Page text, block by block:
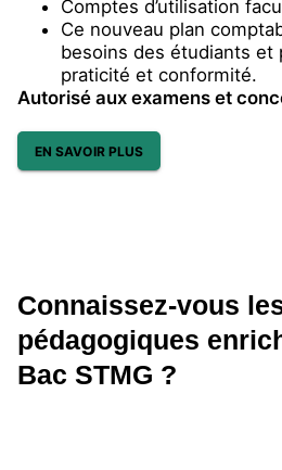
Comptes d’utilisation
Ce nouveau plan
besoins des étudiants et
praticité et conformité.
Autorisé aux examens et
EN SAVOIR PLUS
Connaissez-vous
pédagogiques
Bac STMG ?